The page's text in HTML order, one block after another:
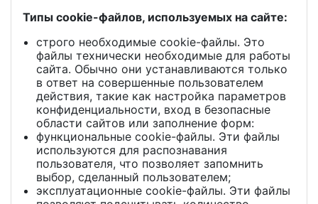
Типы cookie-файлов, используемых на сайте:
строго необходимые cookie-файлы. Это
файлы технически необходимые для работы
сайта. Обычно они устанавливаются только
в ответ на совершенные пользователем
действия, такие как настройка параметров
конфиденциальности, вход в безопасные
области сайтов или заполнение форм:
функциональные cookie-файлы. Эти файлы
используются для распознавания
пользователя, что позволяет запомнить
выбор, сделанный пользователем;
эксплуатационные cookie-файлы. Эти файлы